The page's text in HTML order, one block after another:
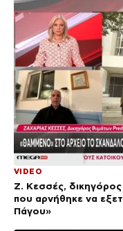
VIDEO
Ζ. Κεσσές,
που αρνήθηκε να
Πάγου»